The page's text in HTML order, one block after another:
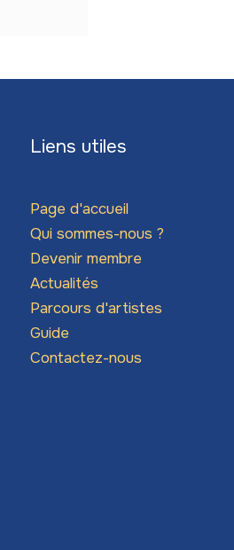
Liens utiles
Page d'accueil
Qui sommes-nous ?
Devenir membre
Actualités
Parcours d'artistes
Guide
Contactez-nous